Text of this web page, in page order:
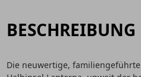
BESCHREIBUNG
Die neuwertige,